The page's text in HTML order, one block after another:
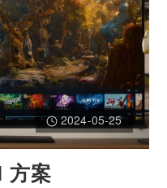
2024-05-25
方案